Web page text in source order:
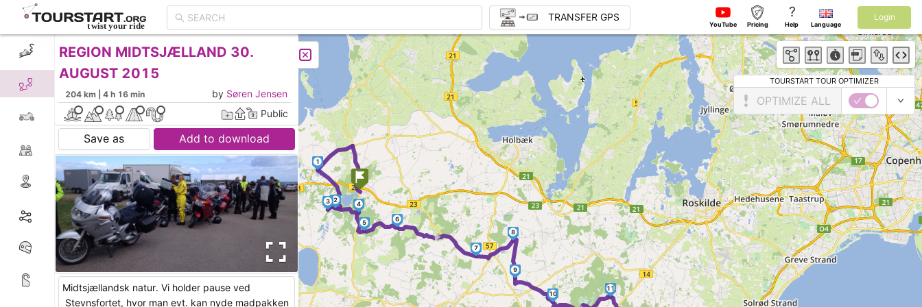
►
1
2
3 4
5 6
7
8
9
10
11
TRANSFER GPS
YouTube Pricing
?
Help Language
Login
CREATE TOUR LIST
REGION MIDTSJÆLLAND 30.
AUGUST 2015
204 km | 4 h 16 min by Søren Jensen
Public
Save as Add to download
Midtsjællandsk natur. Vi holder pause ved
Stevnsfortet, hvor man evt. kan nyde madpakken
TOURSTART TOUR OPTIMIZER
OPTIMIZE ALL